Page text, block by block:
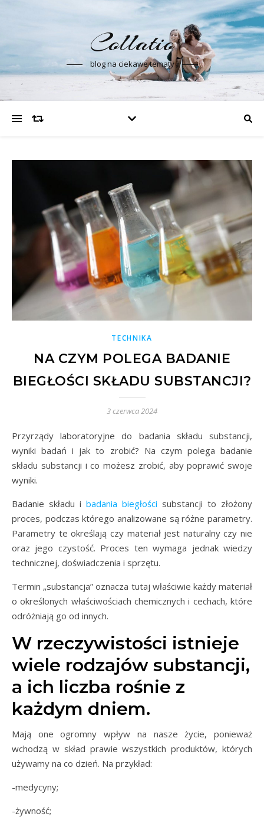
Collatio
blog na ciekawe tematy
TECHNIKA
NA CZYM POLEGA BADANIE
BIEGŁOŚCI SKŁADU SUBSTANCJI?
3 czerwca 2024
Przyrządy laboratoryjne do badania składu substancji,
wyniki badań i jak to zrobić? Na czym polega badanie
składu substancji i co możesz zrobić, aby poprawić swoje
wyniki.
Badanie składu i badania biegłości substancji to złożony
proces, podczas którego analizowane są różne parametry.
Parametry te określają czy materiał jest naturalny czy nie
oraz jego czystość. Proces ten wymaga jednak wiedzy
technicznej, doświadczenia i sprzętu.
Termin „substancja” oznacza tutaj właściwie każdy materiał
o określonych właściwościach chemicznych i cechach, które
odróżniają go od innych.
W rzeczywistości istnieje
wiele rodzajów substancji,
a ich liczba rośnie z
każdym dniem.
Mają one ogromny wpływ na nasze życie, ponieważ
wchodzą w skład prawie wszystkich produktów, których
używamy na co dzień. Na przykład:
-medycyny;
-żywność;